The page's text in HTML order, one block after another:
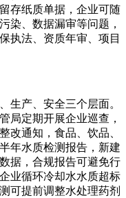
存纸质单据，企业可随
染、数据漏审等问题，
执法、资质年审、项目
生产、安全三个层面。
局定期开展企业巡查，
改通知，食品、饮品、
年水质检测报告，新建
据，合规报告可避免行
业循环冷却水水质超标
可提前调整水处理药剂